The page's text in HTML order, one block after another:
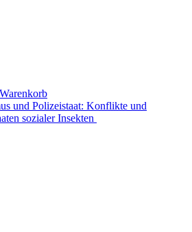
und Polizeistaat: Konflikte und
sozialer Insekten